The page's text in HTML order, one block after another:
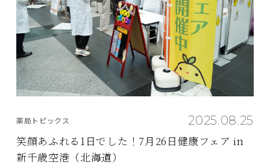
2025.08.25
薬局トピックス
笑顔あふれる1日でした！7月26日健康フェア in
新千歳空港（北海道）